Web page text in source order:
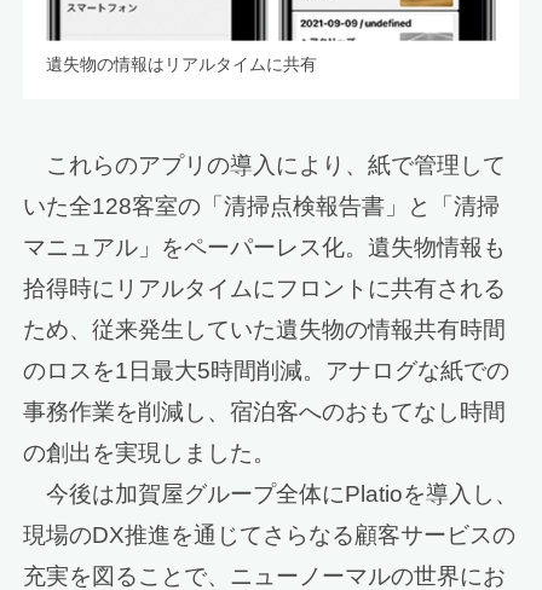
遺失物の情報はリアルタイムに共有
これらのアプリの導入により、紙で管理して
いた全128客室の「清掃点検報告書」と「清掃
マニュアル」をペーパーレス化。遺失物情報も
拾得時にリアルタイムにフロントに共有される
ため、従来発生していた遺失物の情報共有時間
のロスを1日最大5時間削減。アナログな紙での
事務作業を削減し、宿泊客へのおもてなし時間
の創出を実現しました。
今後は加賀屋グループ全体にPlatioを導入し、
現場のDX推進を通じてさらなる顧客サービスの
充実を図ることで、ニューノーマルの世界にお